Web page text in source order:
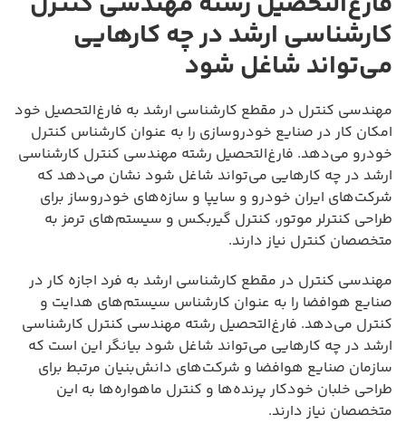
کارشناسی ارشد در چه کارهایی
می‌تواند شاغل شود
مهندسی کنترل در مقطع کارشناسی ارشد به فارغ‌التحصیل خود
امکان کار در صنایع خودروسازی را به عنوان کارشناس کنترل
خودرو می‌دهد. فارغ‌التحصیل رشته مهندسی کنترل کارشناسی
ارشد در چه کارهایی می‌تواند شاغل شود نشان می‌دهد که
شرکت‌های ایران خودرو و سایپا و سازه‌های خودروساز برای
طراحی کنترلر موتور، کنترل گیربکس و سیستم‌های ترمز به
متخصصان کنترل نیاز دارند.
مهندسی کنترل در مقطع کارشناسی ارشد به فرد اجازه کار در
صنایع هوافضا را به عنوان کارشناس سیستم‌های هدایت و
کنترل می‌دهد. فارغ‌التحصیل رشته مهندسی کنترل کارشناسی
ارشد در چه کارهایی می‌تواند شاغل شود بیانگر این است که
سازمان صنایع هوافضا و شرکت‌های دانش‌بنیان مرتبط برای
طراحی خلبان خودکار پرنده‌ها و کنترل ماهواره‌ها به این
متخصصان نیاز دارند.